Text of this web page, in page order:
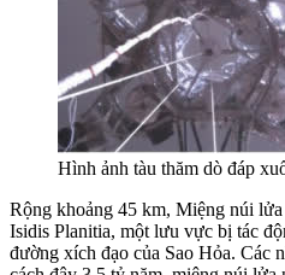
Hình ảnh tàu thăm dò đáp
Rộng khoảng 45 km, Miệng núi lửa
Isidis Planitia, một lưu vực bị tác
đường xích đạo của Sao Hỏa. Các